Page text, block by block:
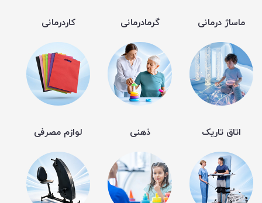
ماساژ درمانی گرمادرمانی کاردرمانی
اتاق تاریک ذهنی لوازم مصرفی